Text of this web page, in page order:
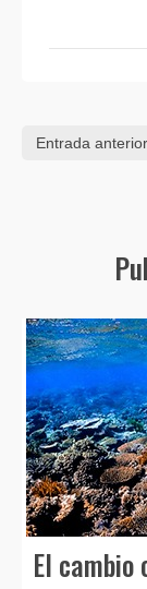
Entrada anterior
El